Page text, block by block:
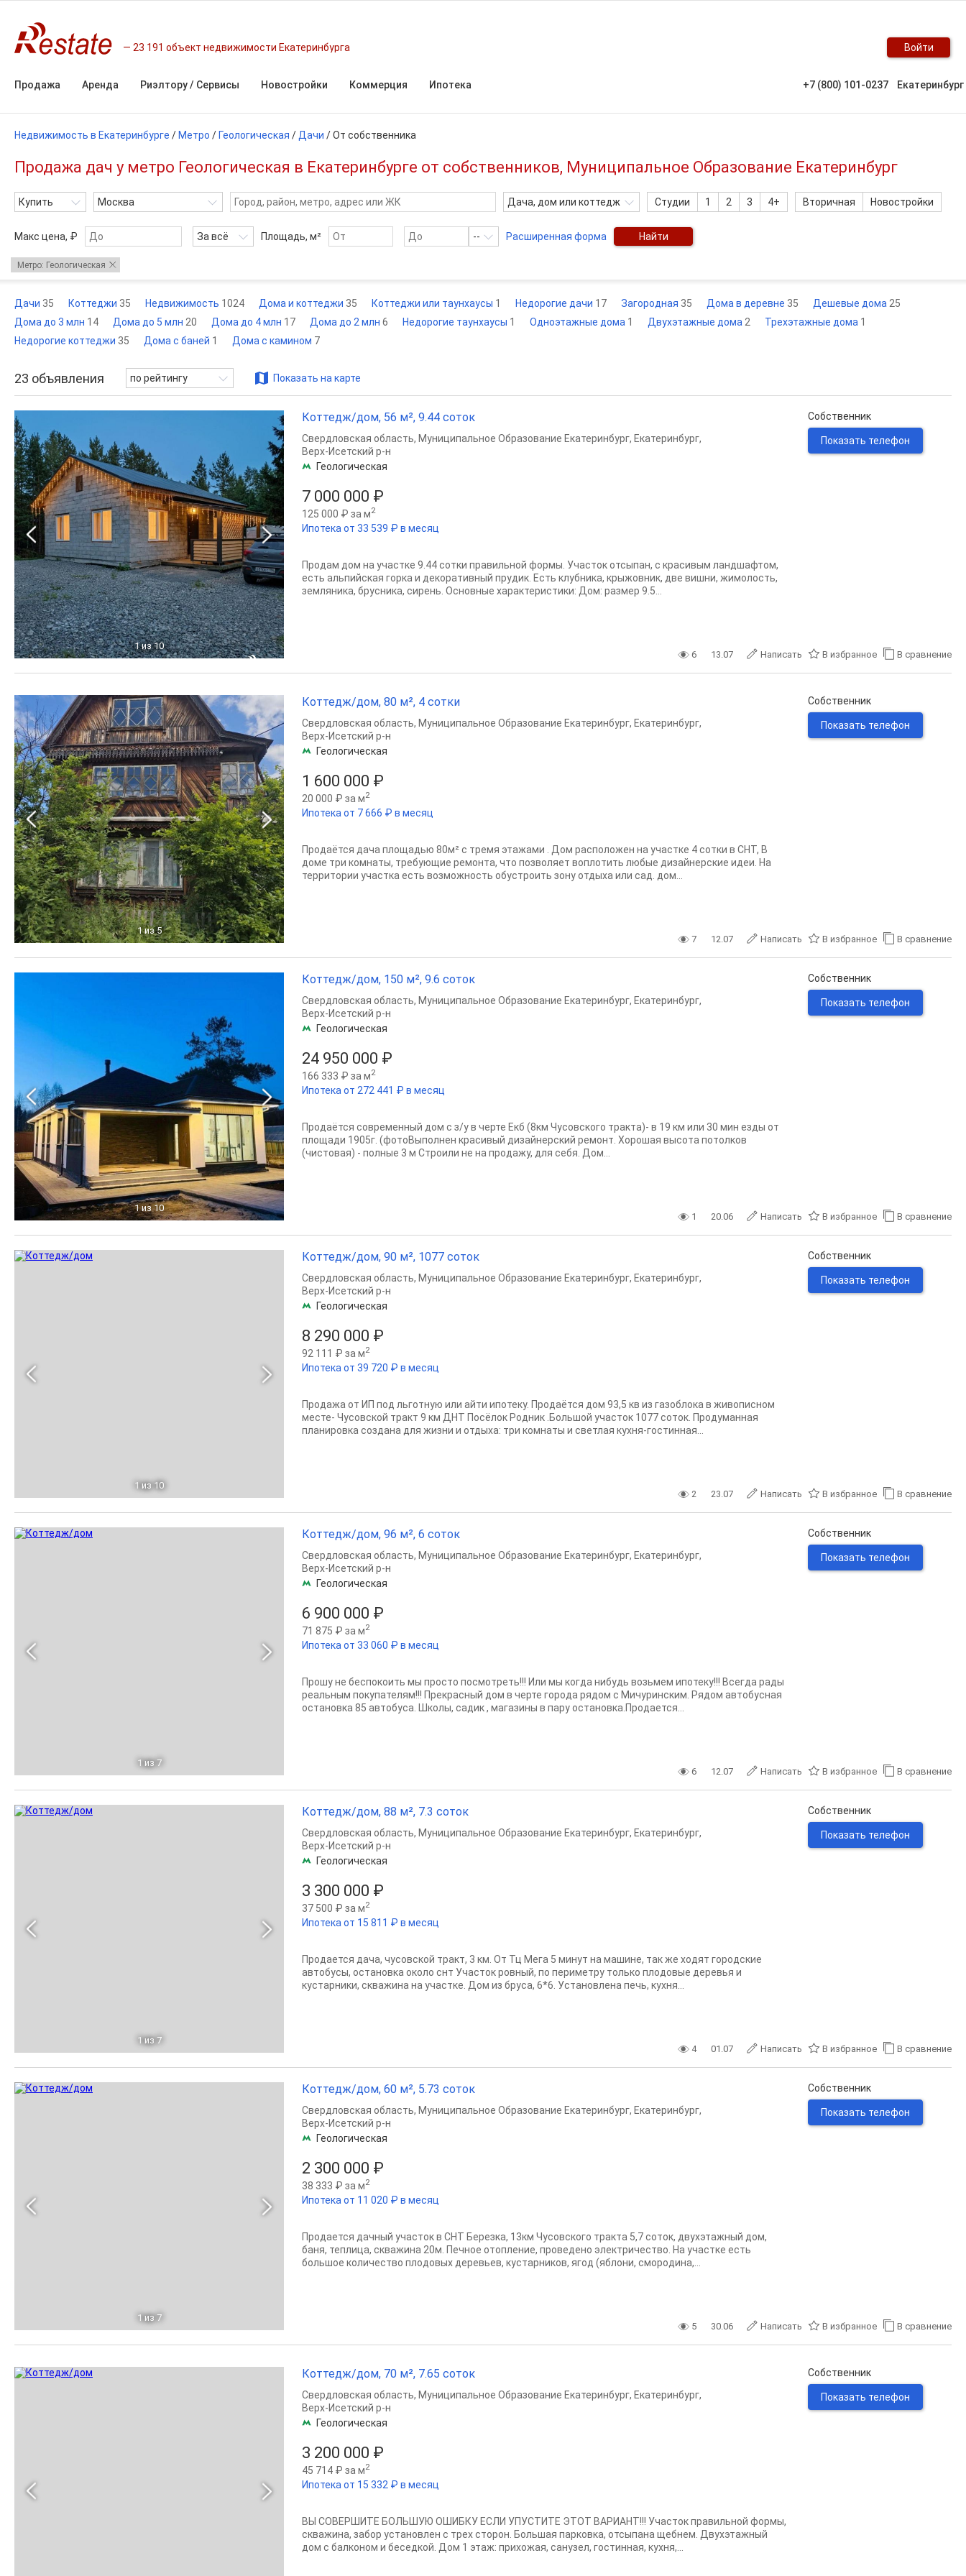
23 191 объект недвижимости Екатеринбурга Войти
Продажа Аренда Риэлтору / Сервисы Новостройки Коммерция Ипотека +7 (800) 101-0237 Екатеринбург
Недвижимость в Екатеринбурге / Метро / Геологическая / Дачи /От собственника
Продажа дач у метро Геологическая в Екатеринбурге от собственников, Муниципальное Образование Екатеринбург
Купить Москва Дача, дом или коттедж Студии 1 2 3 4+ Вторичная Новостройки
Макс цена, ₽ За всё Площадь, м² -- Расширенная форма Найти
Метро: Геологическая
Дачи 35 Коттеджи 35 Недвижимость 1024 Дома и коттеджи 35 Коттеджи или таунхаусы 1 Недорогие дачи 17 Загородная 35 Дома в деревне 35 Дешевые дома 25
Дома до 3 млн 14 Дома до 5 млн 20 Дома до 4 млн 17 Дома до 2 млн 6 Недорогие таунхаусы 1 Одноэтажные дома 1 Двухэтажные дома 2 Трехэтажные дома 1
Недорогие коттеджи 35 Дома с баней 1 Дома с камином 7
23 объявления по рейтингу Показать на карте
1 из 10
Коттедж/дом, 56 м², 9.44 соток
7 000 000 ₽
125 000 ₽ за м2
Ипотека от 33 539 ₽ в месяц
Свердловская область, Муниципальное Образование Екатеринбург, Екатеринбург,
Верх-Исетский р-н
Геологическая
Продам дом на участке 9.44 сотки правильной формы. Участок отсыпан, с красивым ландшафтом,
есть альпийская горка и декоративный прудик. Есть клубника, крыжовник, две вишни, жимолость,
земляника, брусника, сирень. Основные характеристики: Дом: размер 9.5...
Собственник
Показать телефон
6 13.07 Написать В избранное В сравнение
1 из 5
Коттедж/дом, 80 м², 4 сотки
1 600 000 ₽
20 000 ₽ за м2
Ипотека от 7 666 ₽ в месяц
Свердловская область, Муниципальное Образование Екатеринбург, Екатеринбург,
Верх-Исетский р-н
Геологическая
Продаётся дача площадью 80м² с тремя этажами . Дом расположен на участке 4 сотки в СНТ, В
доме три комнаты, требующие ремонта, что позволяет воплотить любые дизайнерские идеи. На
территории участка есть возможность обустроить зону отдыха или сад. дом...
Собственник
Показать телефон
7 12.07 Написать В избранное В сравнение
1 из 10
Коттедж/дом, 150 м², 9.6 соток
24 950 000 ₽
166 333 ₽ за м2
Ипотека от 272 441 ₽ в месяц
Свердловская область, Муниципальное Образование Екатеринбург, Екатеринбург,
Верх-Исетский р-н
Геологическая
Продаётся современный дом с з/у в черте Екб (8км Чусовского тракта)- в 19 км или 30 мин езды от
площади 1905г. (фотоВыполнен красивый дизайнерский ремонт. Хорошая высота потолков
(чистовая) - полные 3 м Строили не на продажу, для себя. Дом...
Собственник
Показать телефон
1 20.06 Написать В избранное В сравнение
1 из 10
Коттедж/дом, 90 м², 1077 соток
8 290 000 ₽
92 111 ₽ за м2
Ипотека от 39 720 ₽ в месяц
Свердловская область, Муниципальное Образование Екатеринбург, Екатеринбург,
Верх-Исетский р-н
Геологическая
Продажа от ИП под льготную или айти ипотеку. Продаётся дом 93,5 кв из газоблока в живописном
месте- Чусовской тракт 9 км ДНТ Посёлок Родник .Большой участок 1077 соток. Продуманная
планировка создана для жизни и отдыха: три комнаты и светлая кухня-гостинная...
Собственник
Показать телефон
2 23.07 Написать В избранное В сравнение
1 из 7
Коттедж/дом, 96 м², 6 соток
6 900 000 ₽
71 875 ₽ за м2
Ипотека от 33 060 ₽ в месяц
Свердловская область, Муниципальное Образование Екатеринбург, Екатеринбург,
Верх-Исетский р-н
Геологическая
Прошу не беспокоить мы просто посмотреть!!! Или мы когда нибудь возьмем ипотеку!!! Всегда рады
реальным покупателям!!! Прекрасный дом в черте города рядом с Мичуринским. Рядом автобусная
остановка 85 автобуса. Школы, садик , магазины в пару остановка.Продается...
Собственник
Показать телефон
6 12.07 Написать В избранное В сравнение
1 из 7
Коттедж/дом, 88 м², 7.3 соток
3 300 000 ₽
37 500 ₽ за м2
Ипотека от 15 811 ₽ в месяц
Свердловская область, Муниципальное Образование Екатеринбург, Екатеринбург,
Верх-Исетский р-н
Геологическая
Продается дача, чусовской тракт, 3 км. От Тц Мега 5 минут на машине, так же ходят городские
автобусы, остановка около снт Участок ровный, по периметру только плодовые деревья и
кустарники, скважина на участке. Дом из бруса, 6*6. Установлена печь, кухня...
Собственник
Показать телефон
4 01.07 Написать В избранное В сравнение
1 из 7
Коттедж/дом, 60 м², 5.73 соток
2 300 000 ₽
38 333 ₽ за м2
Ипотека от 11 020 ₽ в месяц
Свердловская область, Муниципальное Образование Екатеринбург, Екатеринбург,
Верх-Исетский р-н
Геологическая
Продается дачный участок в СНТ Березка, 13км Чусовского тракта 5,7 соток, двухэтажный дом,
баня, теплица, скважина 20м. Печное отопление, проведено электричество. На участке есть
большое количество плодовых деревьев, кустарников, ягод (яблони, смородина,...
Собственник
Показать телефон
5 30.06 Написать В избранное В сравнение
Коттедж/дом, 70 м², 7.65 соток
3 200 000 ₽
45 714 ₽ за м2
Ипотека от 15 332 ₽ в месяц
Свердловская область, Муниципальное Образование Екатеринбург, Екатеринбург,
Верх-Исетский р-н
Геологическая
ВЫ СОВЕРШИТЕ БОЛЬШУЮ ОШИБКУ ЕСЛИ УПУСТИТЕ ЭТОТ ВАРИАНТ!!! Участок правильной формы,
скважина, забор установлен с трех сторон. Большая парковка, отсыпана щебнем. Двухэтажный
дом с балконом и беседкой. Дом 1 этаж: прихожая, санузел, гостинная, кухня,...
Собственник
Показать телефон